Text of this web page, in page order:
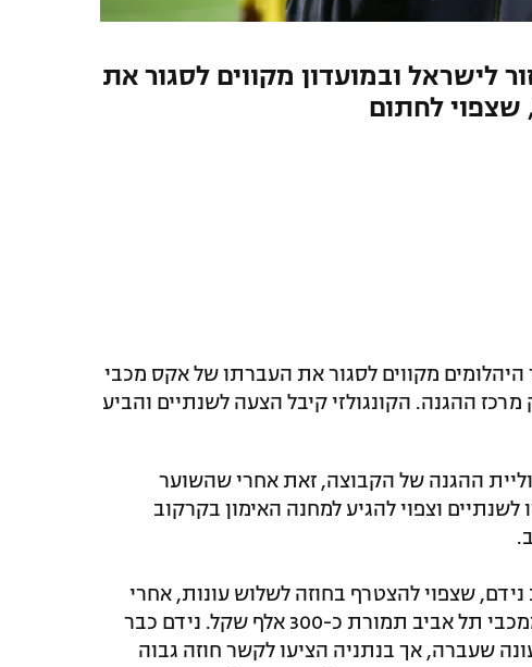
לישראל ובמועדון מקווים לסגור את
שצפוי לחתום
מקווים לסגור את העברתו של אקס מכבי
ההגנה. הקונגולזי קיבל הצעה לשנתיים והביע
ההגנה של הקבוצה, זאת אחרי שהשוער
וצפוי להגיע למחנה האימון בקרקוב
שצפוי להצטרף בחוזה לשלוש עונות, אחרי
שנתניה סיכמה עקרונית את עסקת רכישתו ממכבי תל אביב תמורת כ-300 אלף שקל. נידם כבר
שעברה, אך בנתניה הציעו לקשר חוזה גבוה